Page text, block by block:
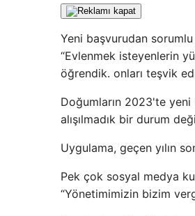
Yeni başvurudan
“Evlenmek isteyenlerin
öğrendik. onları teşvik
Doğumların 2023'te
alışılmadık bir durum
Uygulama, geçen yılın
Pek çok sosyal medya
“Yönetimimizin bizim